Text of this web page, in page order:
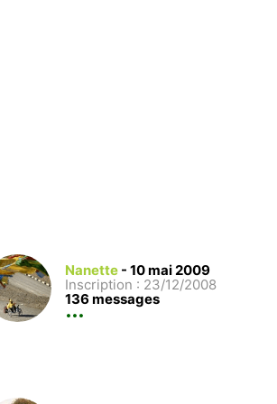
Nanette - 10 mai 2009
Inscription : 23/12/2008
136 messages